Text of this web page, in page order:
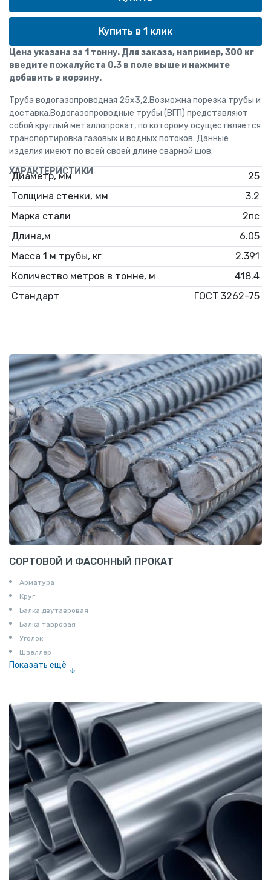
Купить в 1 клик
Цена указана за 1 тонну. Для заказа, например, 300 кг
введите пожалуйста 0,3 в поле выше и нажмите
добавить в корзину.
Труба водогазопроводная 25x3,2.Возможна порезка трубы и
доставка.Водогазопроводные трубы (ВГП) представляют
собой круглый металлопрокат, по которому осуществляется
транспортировка газовых и водных потоков. Данные
изделия имеют по всей своей длине сварной шов.
ХАРАКТЕРИСТИКИ
Диаметр, мм
25
Толщина стенки, мм
3.2
Марка стали
2пс
Длина,м
6.05
Масса 1 м трубы, кг
2.391
Количество метров в тонне, м
418.4
Стандарт
ГОСТ 3262-75
СОРТОВОЙ И ФАСОННЫЙ ПРОКАТ
Арматура
Круг
Балка двутавровая
Балка тавровая
Уголок
Швеллер
Показать ещё
Катанка
Шестигранник
Полособульб
Полукруг
Шпунт Ларсена